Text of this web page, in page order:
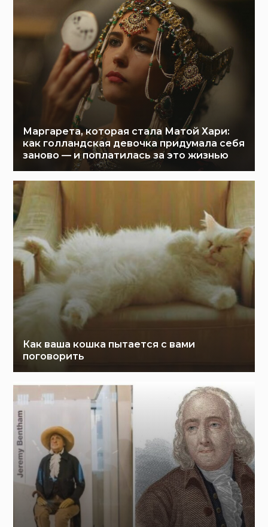
Маргарета, которая стала Матой Хари:
как голландская девочка придумала себя
заново — и поплатилась за это жизнью
Как ваша кошка пытается с вами
поговорить